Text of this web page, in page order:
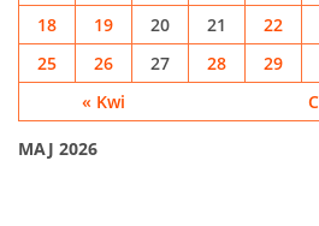
MAJ 2026
« Kwi
18
19 20 21 22
25
26 27 28 29